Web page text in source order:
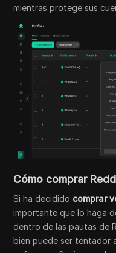
mientras protege sus
Cómo comprar
Si ha decidido comprar
importante que lo haga
dentro de las pautas de
bien puede ser tentador